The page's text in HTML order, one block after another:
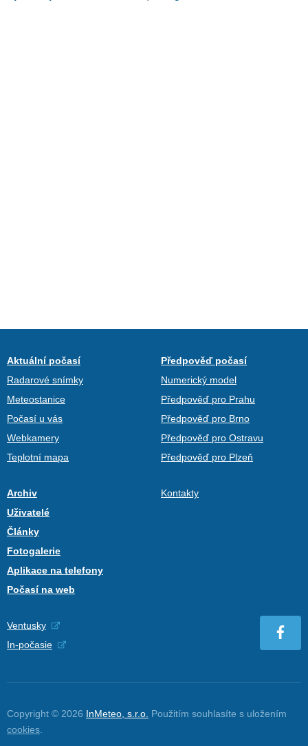
Aktuální počasí
Radarové snímky
Meteostanice
Počasí u vás
Webkamery
Teplotní mapa
Předpověď počasí
Numerický model
Předpověď pro Prahu
Předpověď pro Brno
Předpověď pro Ostravu
Předpověď pro Plzeň
Archiv
Uživatelé
Články
Fotogalerie
Aplikace na telefony
Počasí na web
Kontakty
Ventusky
In-počasie
Copyright © 2026 InMeteo, s.r.o. Použitím souhlasíte s uložením
cookies